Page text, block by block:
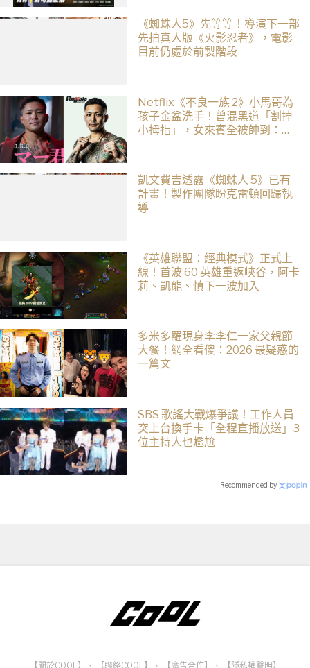
《蜘蛛人5》先等等！導演下一部
先拍真人版《火影忍者》，電影
目前仍處於前製階段
Netflix《不良一族 2》小馬哥為
孩子金盆洗手！曾混黑道「割掉
小拇指」，女來賓全被帥到：超
凱文費吉透露《蜘蛛人 5》已有
計畫！製作團隊盼克雷頓回歸執
導
《英雄聯盟：經典模式》正式上
線！首波 60 英雄重返峽谷，阿卡
莉、凱能、慎下一波加入
多米多羅現身李李仁一家父親節
大餐！網全看傻：2026 最疑惑的
一篇文
SBS 歌謠大戰爆爭議！工作人員
突上台換手卡「全程直播放送」3
位主持人也尷尬
Recommended by
【關於COOL】 、 【聯絡COOL】 、 【廣告合作】 、 【隱私權聲明】